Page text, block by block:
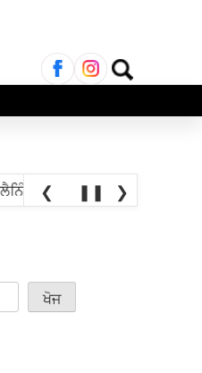
ਲਈ
ਖੋਜ:
ਅਫਸਰ 42 ਬਿਪਾਸ ਨੰਬਰ ਵਾਲੇ,
❮ ❚❚ ❯
ਖੋਜ